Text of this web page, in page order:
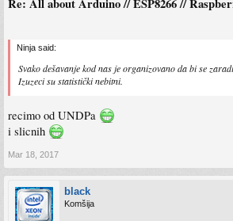
Re: All about Arduino // ESP8266 //
Ninja said:
Svako dešavanje kod nas je organizovano da bi se
Izuzeci su statistički nebitni.
recimo od UNDPa
i slicnih
Mar 18, 2017
black
Komšija